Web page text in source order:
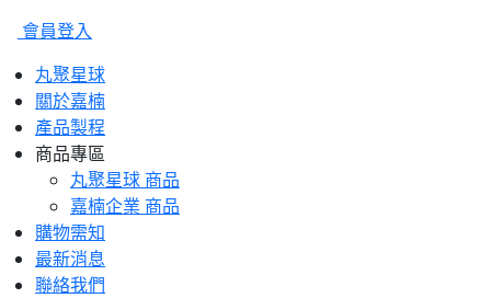
會員登入
丸聚星球
關於嘉楠
產品製程
商品專區
丸聚星球 商品
嘉楠企業 商品
購物需知
最新消息
聯絡我們